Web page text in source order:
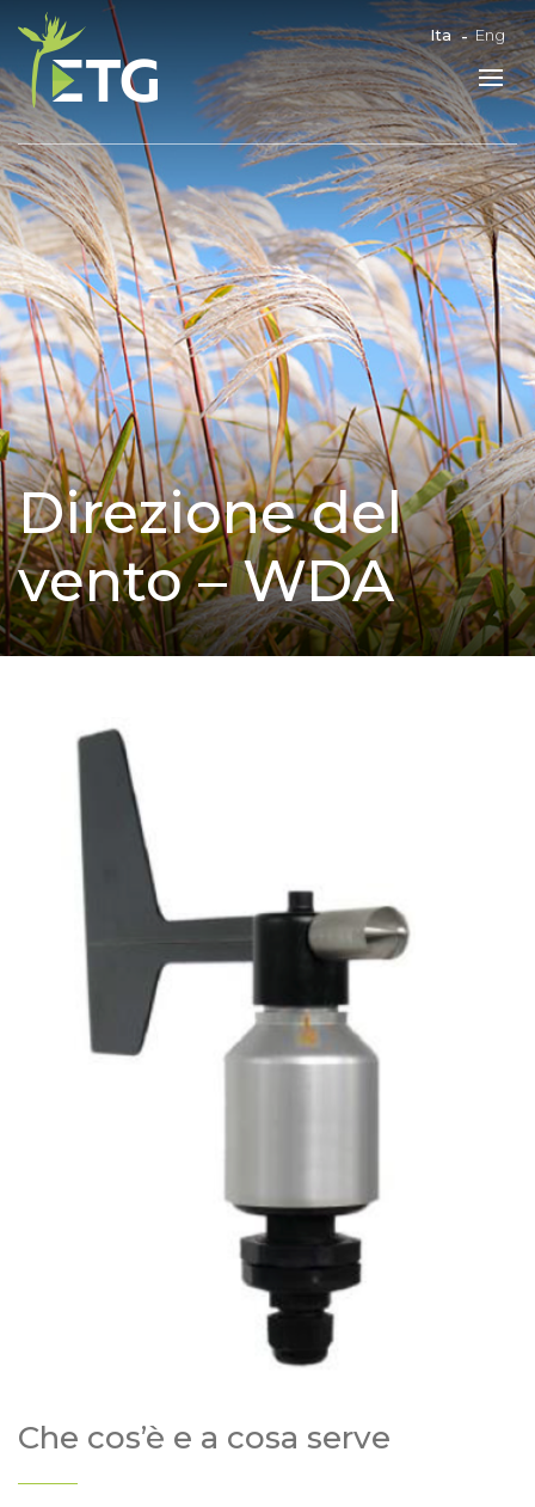
Ita Eng
Direzione del
vento – WDA
Che cos’è e a cosa serve